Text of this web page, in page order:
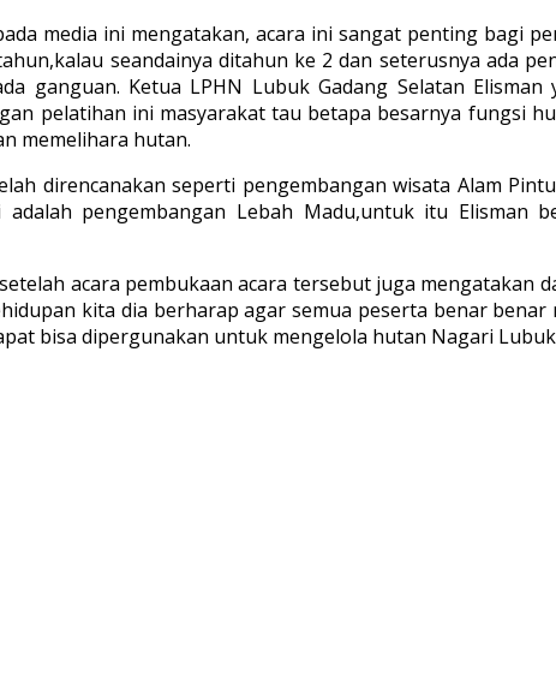
media ini mengatakan, acara ini sangat penting bagi
seandainya ditahun ke 2 dan seterusnya ada
Ketua LPHN Lubuk Gadang Selatan Elisman
pelatihan ini masyarakat tau betapa besarnya fungsi
memelihara hutan.
direncanakan seperti pengembangan wisata Alam
pengembangan Lebah Madu,untuk itu Elisman
acara pembukaan acara tersebut juga mengatakan
kita dia berharap agar semua peserta benar
bisa dipergunakan untuk mengelola hutan Nagari Lubuk